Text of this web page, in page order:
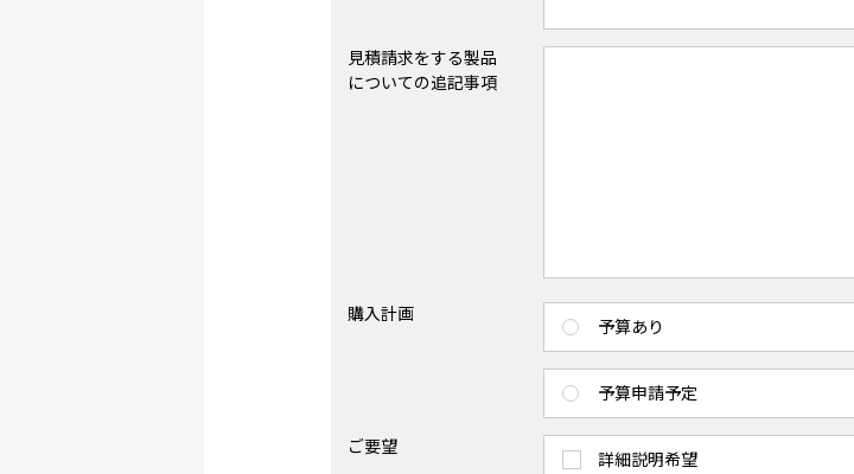
見積請求をする製品
についての追記事項
購入計画
予算あり
予算申請予定
ご要望
詳細説明希望